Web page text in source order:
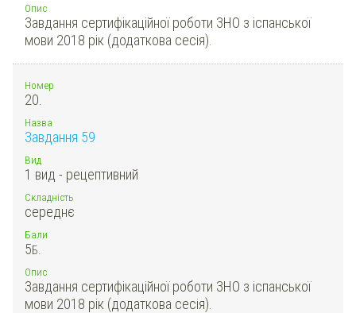
Опис
Завдання сертифікаційної роботи ЗНО з іспанської
мови 2018 рік (додаткова сесія).
Номер
20.
Назва
Завдання 59
Вид
1 вид - рецептивний
Складність
середнє
Бали
5Б.
Опис
Завдання сертифікаційної роботи ЗНО з іспанської
мови 2018 рік (додаткова сесія).